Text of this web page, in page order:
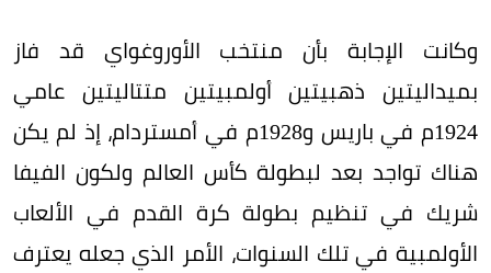
وكانت الإجابة بأن منتخب الأوروغواي قد فاز
بميداليتين ذهبيتين أولمبيتين متتاليتين عامي
1924م في باريس و1928م في أمستردام، إذ لم يكن
هناك تواجد بعد لبطولة كأس العالم ولكون الفيفا
شريك في تنظيم بطولة كرة القدم في الألعاب
الأولمبية في تلك السنوات، الأمر الذي جعله يعترف